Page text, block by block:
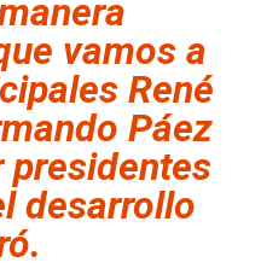
vamos a
René
Páez
presidentes
desarrollo